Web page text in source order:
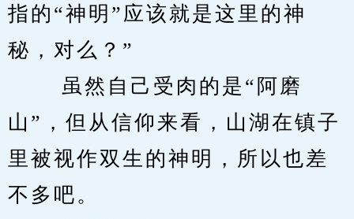
指的“神明”应该就是这里的神
秘，对么？”
虽然自己受肉的是“阿磨
山”，但从信仰来看，山湖在镇子
里被视作双生的神明，所以也差
不多吧。